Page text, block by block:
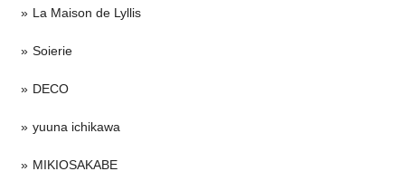
La Maison de Lyllis
Soierie
DECO
yuuna ichikawa
MIKIOSAKABE